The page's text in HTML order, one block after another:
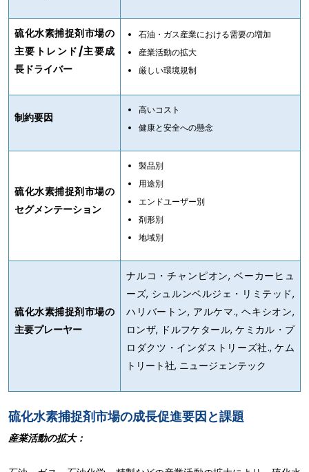
硫化水素捕捉剤市場の
主要トレンド/主要成
長ドライバー
石油・ガス産業における需要の増加
産業活動の拡大
厳しい環境規制
制約要因
高いコスト
健康と安全への懸念
硫化水素捕捉剤市場の
セグメンテーション
製品別
用途別
エンドユーザー別
剤形別
地域別
硫化水素捕捉剤市場の
主要プレーヤー
ナルコ・チャンピオン, ベーカーヒュ
ーズ, シュルンベルジェ・リミテッド,
ハリバートン, アルケマ., ヘキシオン,
ロンザ, ドルフケタール, ケミカル・プ
ロダクツ・インダストリーズ社., ケム
トリート社, ニュージェンテック
硫化水素捕捉剤市場の成長促進要因と課題
産業活動の拡大：